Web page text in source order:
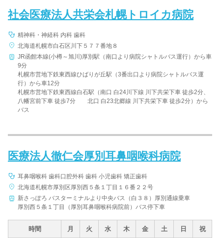
社会医療法人共栄会札幌トロイカ病院
精神科・神経科 内科 歯科
北海道札幌市白石区川下５７７番地８
JR函館本線(小樽～旭川)厚別駅（南口より病院シャトルバス運行）から車
9分
札幌市営地下鉄東西線ひばりが丘駅（3番出口より病院シャトルバス運
行）から車12分
札幌市営地下鉄東西線白石駅（南口 白24川下線 川下共栄下車 徒歩2分、
八幡宮前下車 徒歩7分 北口 白23北郷線 川下共栄下車 徒歩2分）から
バス
医療法人徹仁会厚別耳鼻咽喉科病院
耳鼻咽喉科 歯科口腔外科 歯科 小児歯科 矯正歯科
北海道札幌市厚別区厚別西５条１丁目１６番２２号
新さっぽろ バスターミナルより中央バス（白３８）厚別通線乗車
厚別西５条１丁目（厚別耳鼻咽喉科病院前）バス停下車
時間 月 火 水 木 金 土 日 祝